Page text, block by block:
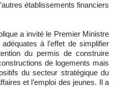
établissements financiers
a invité le Premier Ministre
à l’effet de simplifier
du permis de construire
de logements mais
du secteur stratégique du
et l’emploi des jeunes. Il a